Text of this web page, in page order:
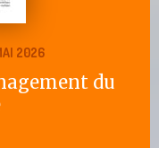
2026
du